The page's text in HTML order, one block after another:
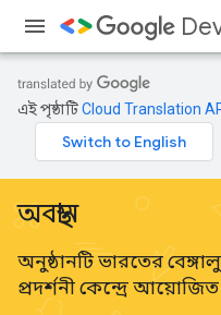
এই পৃষ্ঠাটিCloud Translation
অবস্থান
অনুষ্ঠানটি ভারতের
প্রদর্শনী কেন্দ্রে